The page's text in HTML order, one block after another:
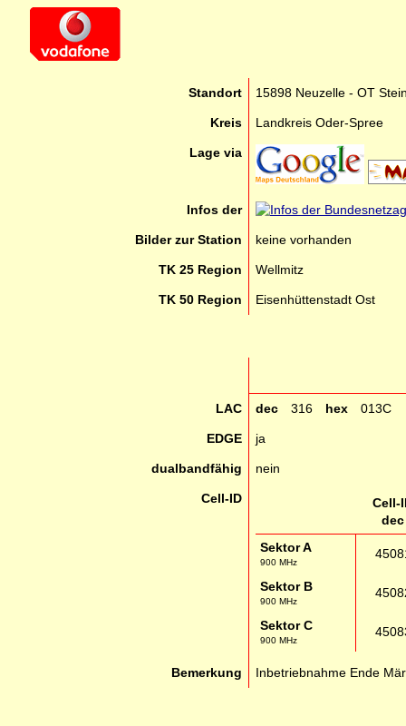
Standort 15898 Neuzelle - OT
Kreis Landkreis Oder-Spree
Lage via
Infos der
Bilder zur Station keine vorhanden
TK 25 Region Wellmitz
TK 50 Region Eisenhüttenstadt Ost
LAC dec 316 hex 013C
EDGE ja
dualbandfähig nein
Cell-ID
Cell-
dec
Sektor A
900 MHz
Sektor B
900 MHz
Sektor C
900 MHz
Bemerkung Inbetriebnahme Ende